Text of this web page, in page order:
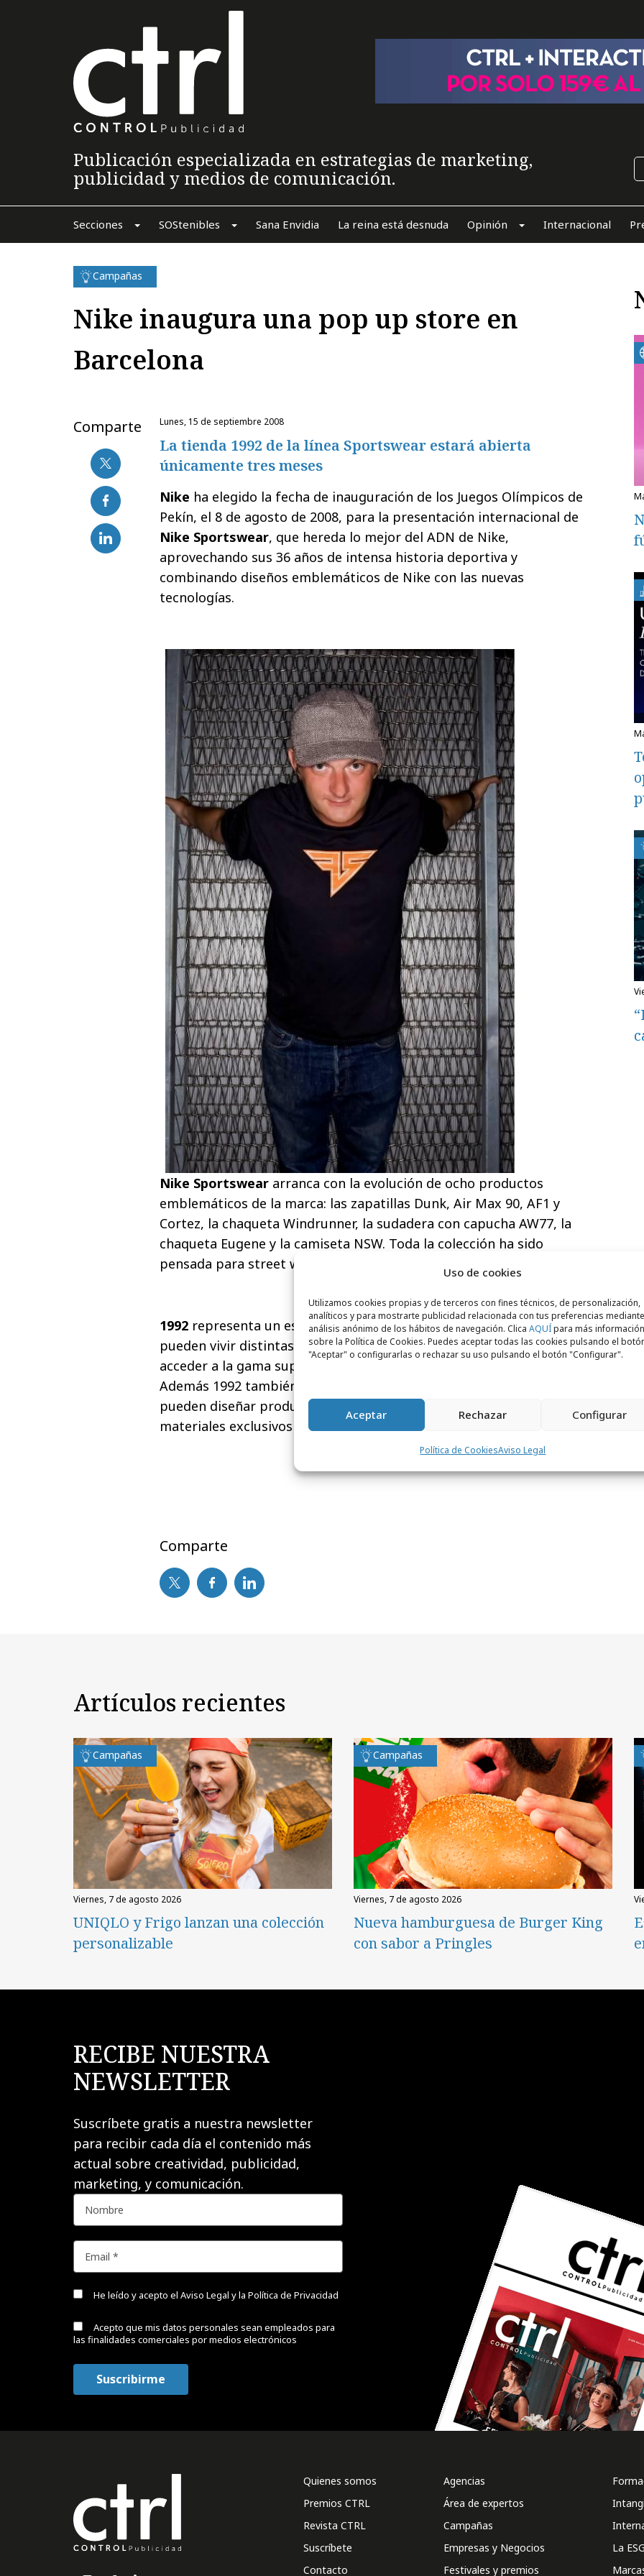
Uso de cookies
Utilizamos cookies propias y de terceros con fines técnicos, de personalización,
analíticos y para mostrarte publicidad relacionada con tus preferencias
análisis anónimo de los hábitos de navegación. Clica AQUÍpara más información
sobre la Política de Cookies. Puedes aceptar todas las cookies pulsando el
"Aceptar" o configurarlas o rechazar su uso pulsando el botón "Configurar".
Aceptar Rechazar Configurar
Política de CookiesAviso Legal
Publicación especializada en estrategias de marketing,
publicidad y medios de comunicación.
Secciones SOStenibles Sana Envidia La reina está desnuda Opinión Internacional
Campañas
Nike inaugura una pop up store en
Barcelona
Comparte lunes, 15 de septiembre 2008
La tienda 1992 de la línea Sportswear estará abierta
únicamente tres meses
Nike ha elegido la fecha de inauguración de los Juegos Olímpicos de
Pekín, el 8 de agosto de 2008, para la presentación internacional de
Nike Sportswear, que hereda lo mejor del ADN de Nike,
aprovechando sus 36 años de intensa historia deportiva y
combinando diseños emblemáticos de Nike con las nuevas
tecnologías.
Nike Sportswear arranca con la evolución de ocho productos
emblemáticos de la marca: las zapatillas Dunk, Air Max 90, AF1 y
Cortez, la chaqueta Windrunner, la sudadera con capucha AW77, la
chaqueta Eugene y la camiseta NSW. Toda la colección ha sido
pensada para street wear.
1992 representa un espacio conceptual Nike Sportswear en el que se
pueden vivir distintas experiencias conDj’s sessions y conciertosy
acceder a la gama superior y exclusiva de los productos NSW
Además 1992 también dispone de un estudio
pueden diseñar productos Nike (zapatillas y camisetas) con
materiales exclusivos (
www.nikeid.com
Comparte
Artículos recientes
Campañas
viernes, 7 de agosto 2026
UNIQLO y Frigo lanzan una colección
personalizable
Campañas
viernes, 7 de agosto 2026
Nueva hamburguesa de Burger King
con sabor a Pringles
RECIBE NUESTRA
NEWSLETTER
Suscríbete gratis a nuestra newsletter
para recibir cada día el contenido más
actual sobre creatividad, publicidad,
marketing, y comunicación.
He leído y acepto el Aviso Legal y la Política de Privacidad
Acepto que mis datos personales sean empleados para
las finalidades comerciales por medios electrónicos
Quienes somos
Premios CTRL
Revista CTRL
Suscríbete
Contacto
Agencias
Área de expertos
Campañas
Empresas y Negocios
Festivales y premios
La